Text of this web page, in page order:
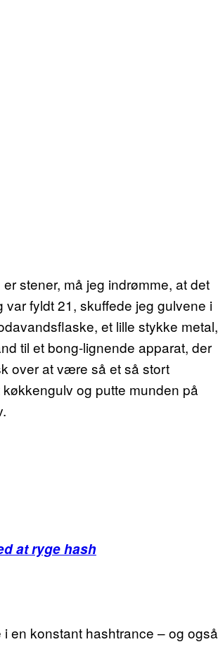
stener, må jeg indrømme, at det
fyldt 21, skuffede jeg gulvene i
et lille stykke metal,
til et bong-lignende apparat, der
over at være så et så stort
og putte munden på
at ryge hash
en konstant hashtrance – og også